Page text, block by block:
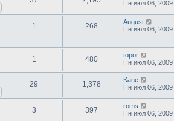
Пн июл 06, 2009
1 268
August
Пн июл 06, 2009
1 480
topor
Пн июл 06, 2009
29 1,378
Kane
Пн июл 06, 2009
3 397
roms
Пн июл 06, 2009